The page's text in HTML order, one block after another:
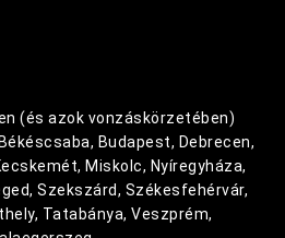
(és azok vonzáskörzetében)
Budapest, Debrecen,
Miskolc, Nyíregyháza,
Szekszárd, Székesfehérvár,
Tatabánya, Veszprém,